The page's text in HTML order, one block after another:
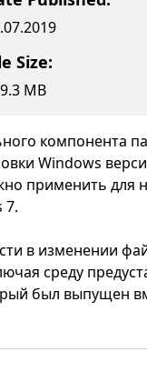
Size:
MB
компонента
Windows
применить для
7.
в изменении
среду
был выпущен